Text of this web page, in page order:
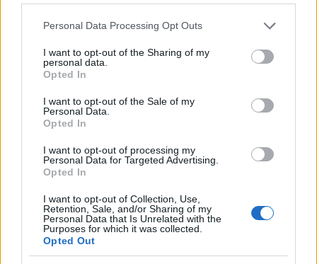
Please note that this website/app uses one or more Google
not limited to your visit or usage behaviour. You may click to
grant or deny consent to Google and its third-party tags to
use your data for below specified purposes in below Google
consent section.
Personal Data Processing Opt Outs
I want to opt-out of the Sharing of my
personal data.
Opted In
I want to opt-out of the Sale of my
Personal Data.
Opted In
I want to opt-out of processing my
Personal Data for Targeted Advertising.
Opted In
I want to opt-out of Collection, Use,
Retention, Sale, and/or Sharing of my
Personal Data that Is Unrelated with the
Purposes for which it was collected.
Opted Out
Mario Malu
Paolo Pinna
Martina Agostina Diturco
I nostri cari